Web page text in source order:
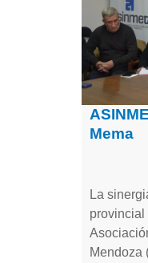
Mema
La
provincial
Mendoza